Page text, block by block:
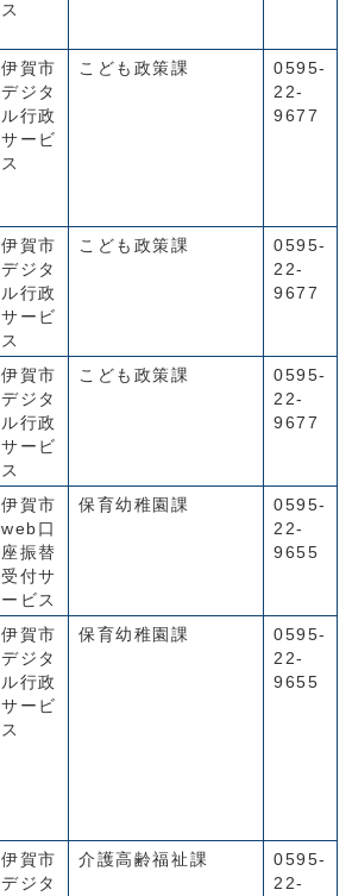
ス
伊賀市
デジタ
ル行政
サービ
ス
こども政策課
0595-
22-
9677
伊賀市
デジタ
ル行政
サービ
ス
こども政策課
0595-
22-
9677
伊賀市
デジタ
ル行政
サービ
ス
こども政策課
0595-
22-
9677
伊賀市
web口
座振替
受付サ
ービス
保育幼稚園課
0595-
22-
9655
伊賀市
デジタ
ル行政
サービ
ス
保育幼稚園課
0595-
22-
9655
伊賀市
デジタ
介護高齢福祉課
0595-
22-